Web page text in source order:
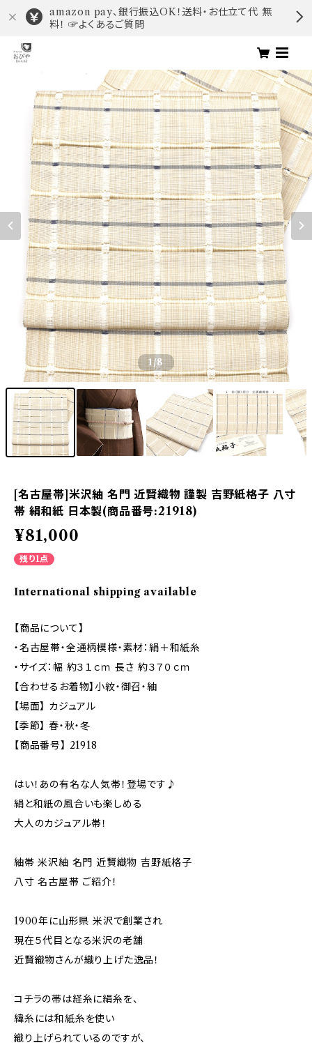
amazon pay、銀行振込OK！送料・お仕立て代 無
料！ ☞よくあるご質問
1/8
[名古屋帯]米沢紬 名門 近賢織物 謹製 吉野紙格子 八寸
帯 絹和紙 日本製(商品番号:21918)
¥81,000
残り1点
International shipping available
【商品について】
・名古屋帯・全通柄模様・素材：絹＋和紙糸
・サイズ：幅 約３１ｃｍ 長さ 約３７０ｃｍ
【合わせるお着物】小紋・御召・紬
【場面】 カジュアル
【季節】 春・秋・冬
【商品番号】 21918
はい！あの有名な人気帯！登場です♪
絹と和紙の風合いも楽しめる
大人のカジュアル帯！
紬帯 米沢紬 名門 近賢織物 吉野紙格子
八寸 名古屋帯 ご紹介！
1900年に山形県 米沢で創業され
現在５代目となる米沢の老舗
近賢織物さんが織り上げた逸品！
コチラの帯は経糸に絹糸を、
緯糸には和紙糸を使い
織り上げられているのですが、